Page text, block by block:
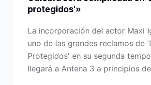
protegidos'»
La incorporación del actor Maxi
uno de las grandes reclamos de
Protegidos' en su segunda
llegará a Antena 3 a principios de